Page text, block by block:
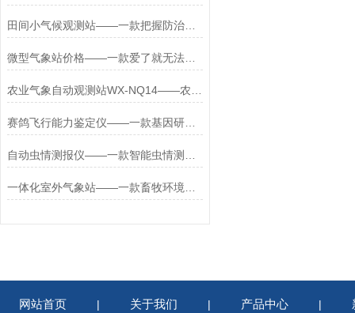
田间小气候观测站——一款把握防治时机的农业环境气象观测站2025+派+送
微型气象站价格——一款爱了就无法自拔的小型便携式气象站2024全+国+发+货
赛鸽飞行能力鉴定仪——一款基因研判的鸽子dna鉴定设备2026+派+送
网站首页 | 关于我们 | 产品中心 |